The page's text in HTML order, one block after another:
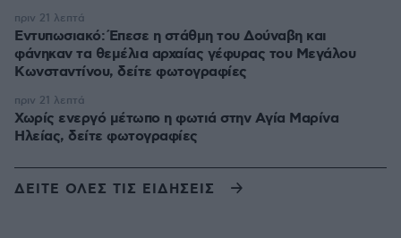
Εντυπωσιακό: Έπεσε η στάθμη του Δούναβη και
φάνηκαν τα θεμέλια αρχαίας γέφυρας του Μεγάλου
Κωνσταντίνου, δείτε φωτογραφίες
πριν 21 λεπτά
Χωρίς ενεργό μέτωπο η φωτιά στην Aγία Μαρίνα
Ηλείας, δείτε φωτογραφίες
πριν 21 λεπτά
ΔΕΙΤΕ ΟΛΕΣ ΤΙΣ ΕΙΔΗΣΕΙΣ